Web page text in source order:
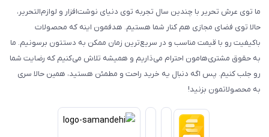
ما توی عرش تحریر با چندین سال تجربه توی دنیای نوشت‌افزار و لوازم‌التحریر،
حالا توی فضای مجازی هم کنار شما هستیم. هدفمون اینه که محصولات
باکیفیت رو با قیمت مناسب و در سریع‌ترین زمان ممکن به دستتون برسونیم. ما
به حقوق مشتری‌هامون احترام می‌ذاریم و همیشه تلاش می‌کنیم که رضایت شما
رو جلب کنیم. پس اگه دنبال یه خرید راحت و مطمئن هستید، همین حالا سری
به محصولاتمون بزنید!